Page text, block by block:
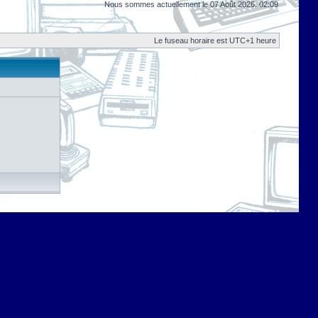
Nous sommes actuellement le 07 Août 2026, 02:09
Le fuseau horaire est UTC+1 heure